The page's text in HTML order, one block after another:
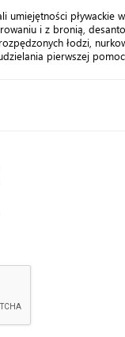
umiejętności pływackie w
i z bronią,
łodzi,
pierwszej